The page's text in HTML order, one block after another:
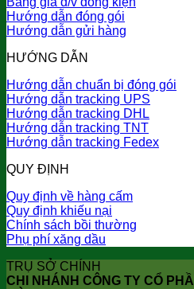
Hướng dẫn đóng gói
Hướng dẫn gửi hàng
HƯỚNG DẪN
Hướng dẫn chuẩn bị đóng gói
Hướng dẫn tracking UPS
Hướng dẫn tracking DHL
Hướng dẫn tracking TNT
Hướng dẫn tracking Fedex
QUY ĐỊNH
Quy định về hàng cấm
Quy định khiếu nại
Chính sách bồi thường
Phụ phí xăng dầu
TRỤ SỞ CHÍNH
CHI NHÁNH CÔNG TY CỔ